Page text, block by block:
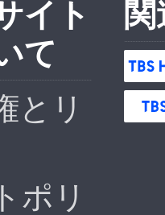
イト
て
とリ
ポリ